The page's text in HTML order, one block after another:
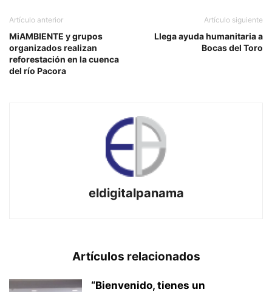
Artículo anterior
MiAMBIENTE y grupos
organizados realizan
reforestación en la cuenca
del río Pacora
Artículo siguiente
Llega ayuda humanitaria a
Bocas del Toro
eldigitalpanama
Artículos relacionados
“Bienvenido, tienes un